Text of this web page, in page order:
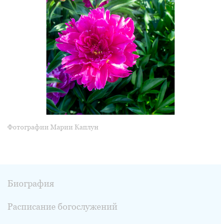
Фотографии Марии Каплун
Биография
Расписание богослужений